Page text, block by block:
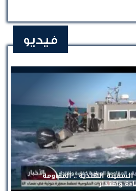
فيديو
الهندية .. المقاومة
واقتدار